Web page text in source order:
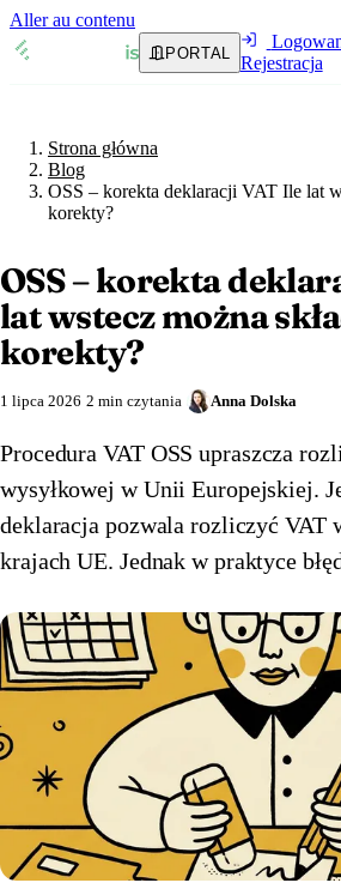
Aller au contenu
🇦🇹Austria
🇧🇪 Belgia
🇧🇬 Bułgaria
🇭🇷 Chorwacja
🇨🇾 Cypr
🇪🇪 Estonia
🇫🇮 Finlandia
🇫🇷 Francja
🇪🇱 Grecja
Hiszpania
🇳🇱 Holandia
🇮🇪 Irlandia
🇱🇹 Litwa
Przewodniki VAT
🇦🇹Austria
🇧🇪
🇧🇬 Bułgaria
🇭🇷 Chorwacja
🇩🇰 Dania
🇪🇪 Estonia
🇫🇮 Finlandia
🇫🇷 Francja
Grecja
🇪🇸 Hiszpania
🇳🇱 Holandia
🇮🇪 Irlandia
Zasoby i blog
Weryfikacja numeru VAT
Kalkulator VAT
PORTAL
Rejestracja
Strona główna
Blog
OSS – korekta deklaracji VAT Ile lat
korekty?
OSS – korekta
lat wstecz można
korekty?
1 lipca 2026 2 min czytania Anna Dolska
Procedura VAT OSS upraszcza
wysyłkowej w Unii Europejskiej.
deklaracja pozwala rozliczyć VAT
krajach UE. Jednak w praktyce